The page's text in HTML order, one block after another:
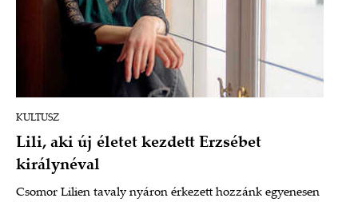
KULTUSZ
Lili, aki új életet kezdett Erzsébet
királynéval
Csomor Lilien tavaly nyáron érkezett hozzánk egyenesen